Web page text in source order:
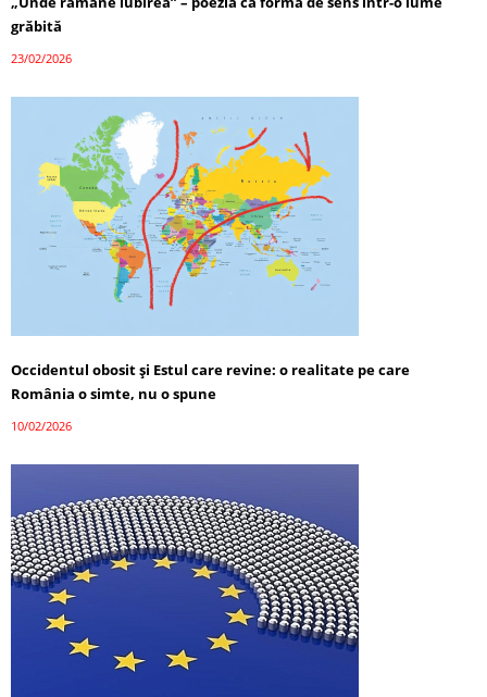
grăbită
23/02/2026
Occidentul obosit și Estul care revine: o realitate pe care
România o simte, nu o spune
10/02/2026